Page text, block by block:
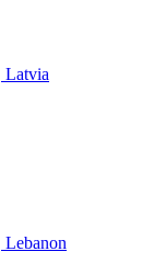
Latvia
Lebanon